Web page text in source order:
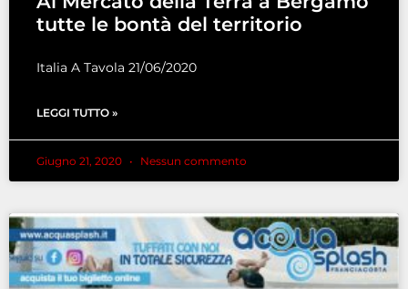
tutte le bontà del territorio
Italia A Tavola 21/06/2020
LEGGI TUTTO »
Giugno 21, 2020 Nessun commento